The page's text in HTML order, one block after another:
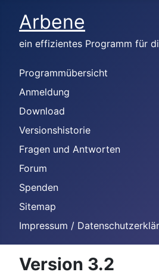
Arbene
ein effizientes Programm für
Programmübersicht
Anmeldung
Download
Versionshistorie
Fragen und Antworten
Forum
Spenden
Sitemap
Impressum /
Version 3.2